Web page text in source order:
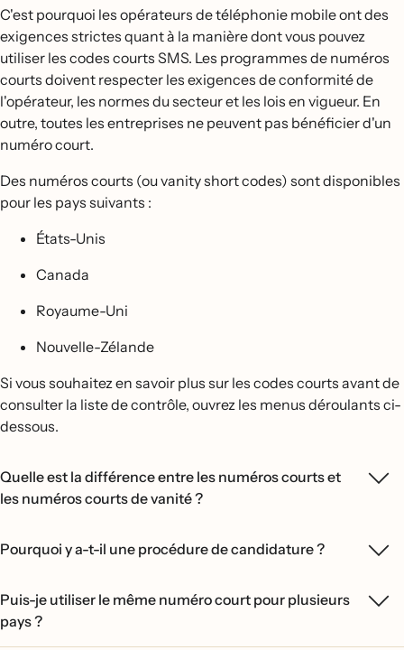
C'est pourquoi les opérateurs de téléphonie mobile ont des
exigences strictes quant à la manière dont vous pouvez
utiliser les codes courts SMS. Les programmes de numéros
courts doivent respecter les exigences de conformité de
l'opérateur, les normes du secteur et les lois en vigueur. En
outre, toutes les entreprises ne peuvent pas bénéficier d'un
numéro court.
Des numéros courts (ou vanity short codes) sont disponibles
pour les pays suivants :
États-Unis
Canada
Royaume-Uni
Nouvelle-Zélande
Si vous souhaitez en savoir plus sur les codes courts avant de
consulter la liste de contrôle, ouvrez les menus déroulants ci-
dessous.
Quelle est la différence entre les numéros courts et
les numéros courts de vanité ?
Pourquoi y a-t-il une procédure de candidature ?
Puis-je utiliser le même numéro court pour plusieurs
pays ?